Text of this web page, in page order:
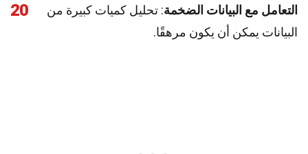
20 التعامل مع البيانات الضخمة: تحليل كميات كبيرة من
البيانات يمكن أن يكون مرهقًا.